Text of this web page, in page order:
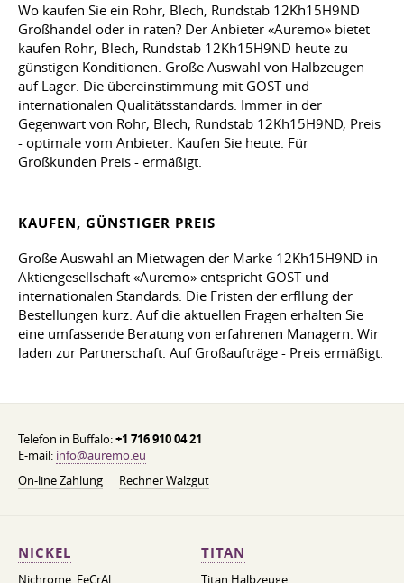
Wo kaufen Sie ein Rohr, Blech, Rundstab 12Kh15H9ND
Großhandel oder in raten? Der Anbieter «Auremo» bietet
kaufen Rohr, Blech, Rundstab 12Kh15H9ND heute zu
günstigen Konditionen. Große Auswahl von Halbzeugen
auf Lager. Die übereinstimmung mit GOST und
internationalen Qualitätsstandards. Immer in der
Gegenwart von Rohr, Blech, Rundstab 12Kh15H9ND, Preis
- optimale vom Anbieter. Kaufen Sie heute. Für
Großkunden Preis - ermäßigt.
KAUFEN, GÜNSTIGER PREIS
Große Auswahl an Mietwagen der Marke 12Kh15H9ND in
Aktiengesellschaft «Auremo» entspricht GOST und
internationalen Standards. Die Fristen der erfllung der
Bestellungen kurz. Auf die aktuellen Fragen erhalten Sie
eine umfassende Beratung von erfahrenen Managern. Wir
laden zur Partnerschaft. Auf Großaufträge - Preis ermäßigt.
Telefon in Buffalo:+1 716 910 04 21
E-mail: info@auremo.eu
On-line Zahlung
Rechner Walzgut
NICKEL
Nichrome, FeСrAl, ​​
TITAN
Titan Halbzeuge